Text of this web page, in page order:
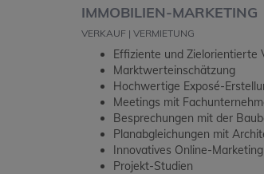
IMMOBILIEN-MARKETING
VERKAUF | VERMIETUNG
Effiziente und Zielorientierte
Marktwerteinschätzung
Hochwertige Exposé-
Meetings mit
Besprechungen mit der
Planabgleichungen mit
Innovatives Online-Marketing
Projekt-Studien